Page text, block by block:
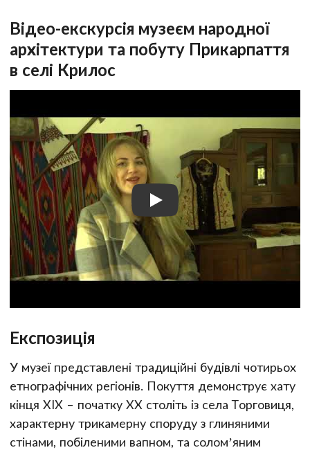
Відео-екскурсія музеєм народної
архітектури та побуту Прикарпаття
в селі Крилос
Експозиція
У музеї представлені традиційні будівлі чотирьох
етнографічних регіонів. Покуття демонструє хату
кінця XIX – початку XX століть із села Торговиця,
характерну трикамерну споруду з глиняними
стінами, побіленими вапном, та солом’яним